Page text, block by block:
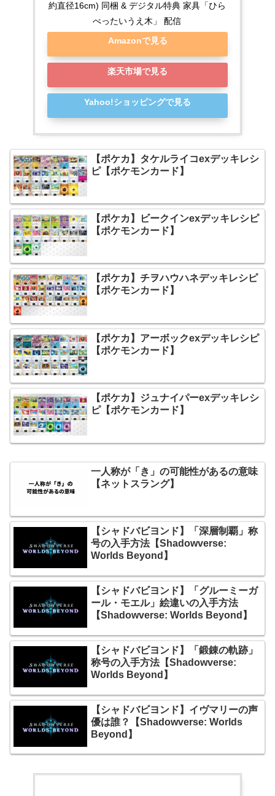
約直径16cm) 同梱 & デジタル特典 家具「ひら
べったいうえ木」 配信
Amazonで見る
楽天市場で見る
Yahoo!ショッピングで見る
【ポケカ】タケルライコexデッキレシ
ピ【ポケモンカード】
【ポケカ】ビークインexデッキレシピ
【ポケモンカード】
【ポケカ】チヲハウハネデッキレシピ
【ポケモンカード】
【ポケカ】アーボックexデッキレシピ
【ポケモンカード】
【ポケカ】ジュナイパーexデッキレシ
ピ【ポケモンカード】
一人称が「き」の可能性があるの意味
【ネットスラング】
【シャドバビヨンド】「深層制覇」称
号の入手方法【Shadowverse:
Worlds Beyond】
【シャドバビヨンド】「グルーミーガ
ール・モエル」絵違いの入手方法
【Shadowverse: Worlds Beyond】
【シャドバビヨンド】「鍛錬の軌跡」
称号の入手方法【Shadowverse:
Worlds Beyond】
【シャドバビヨンド】イヴマリーの声
優は誰？【Shadowverse: Worlds
Beyond】